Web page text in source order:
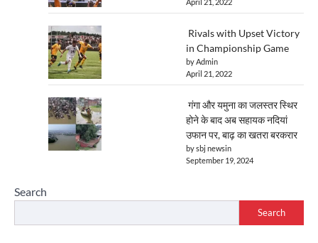
Rivals with Upset Victory
in Championship Game
by Admin
April 21, 2022
गंगा और यमुना का जलस्तर स्थिर
होने के बाद अब सहायक नदियां
उफान पर, बाढ़ का खतरा बरकरार
by sbj newsin
September 19, 2024
Search
Search